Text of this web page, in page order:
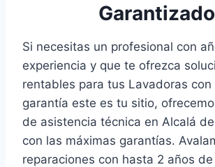
Garantizado
Si necesitas un profesional con
experiencia y que te ofrezca
rentables para tus Lavadoras con
garantía este es tu sitio,
de asistencia técnica en Alcalá
con las máximas garantías.
reparaciones con hasta 2 años